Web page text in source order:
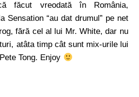
făcut vreodată în România,
Sensation “au dat drumul” pe net
fără cel al lui Mr. White, dar nu
atâta timp cât sunt mix-urile lui
Tong. Enjoy